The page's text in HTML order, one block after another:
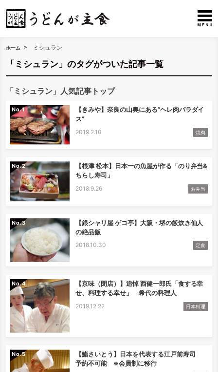
ホーム ミシュラン
「ミシュラン」のタグがついた記事一覧
「ミシュラン」人気記事トップ
No.
【きみや】奈良の山奥にある”ヘレ肉パラダイ
ス”
2019.2.10 焼肉
No.
【根津 松本】日本一の魚屋が作る「のり弁当&
ちらし寿司」
2018.9.26 お弁当
No.
【銀シャリ屋 ゲコ亭】大阪・堺の飯炊き仙人
の絶品飯
2018.10.30 定食
No.
【京味（閉店）】追悼 西健一郎氏「食する幸
せ、料理する幸せ」 希代の料理人
2019.12.22 日本料理
No.
【鮨さいとう】日本を代表する江戸前寿司
予約不可能 ※会員制に移行